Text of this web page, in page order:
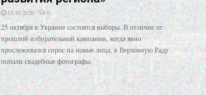
13.10.2020 0
25 октября в Украине состоятся выборы. В отличие от
прошлой избирательной кампании, когда явно
прослеживался спрос на новые лица, в Верховную Раду
попали свадебные фотографы,